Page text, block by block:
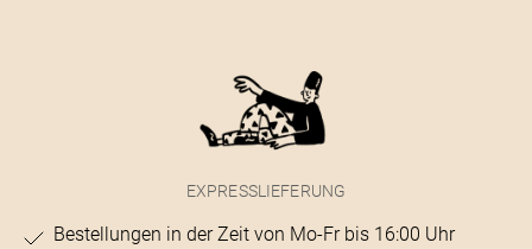
EXPRESSLIEFERUNG
Bestellungen in der Zeit von Mo-Fr bis 16:00 Uhr